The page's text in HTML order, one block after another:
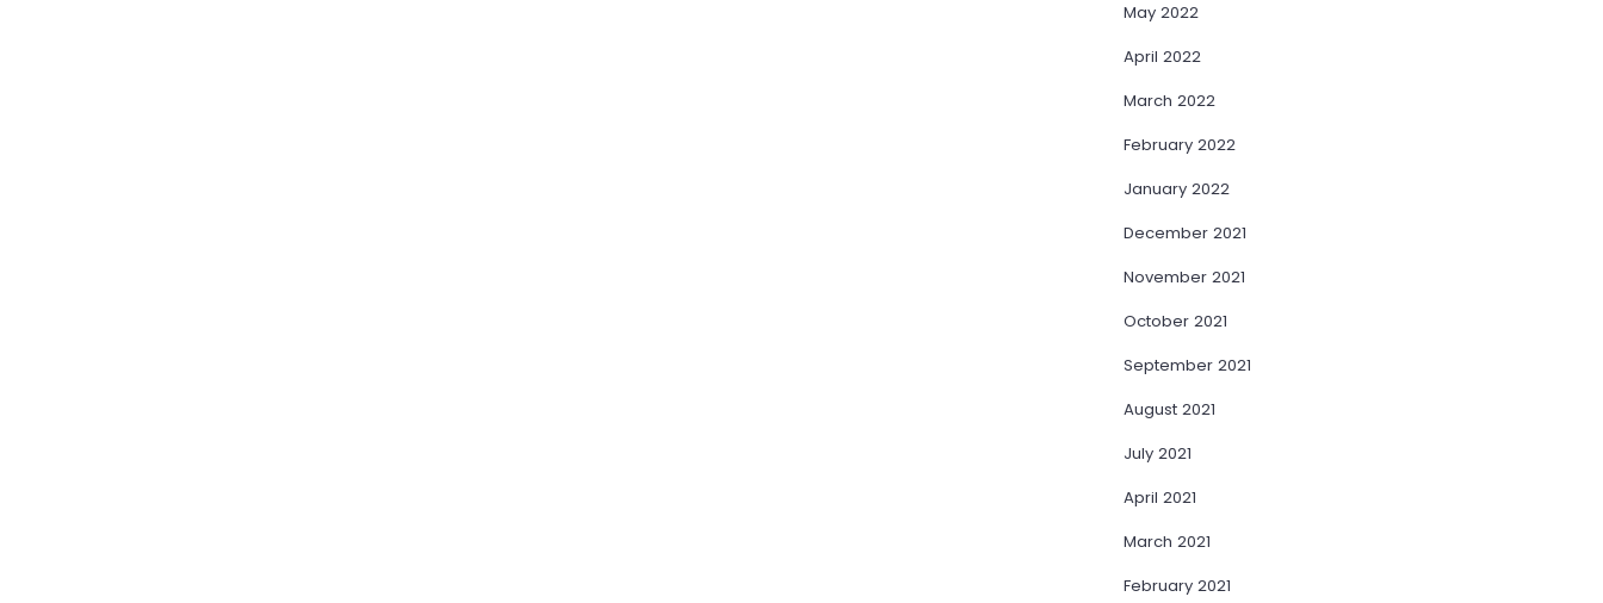
May 2022
April 2022
March 2022
February 2022
January 2022
December 2021
November 2021
October 2021
September 2021
August 2021
July 2021
April 2021
March 2021
February 2021